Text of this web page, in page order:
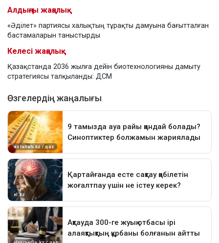
Алдыңғы жаңалық
«Әділет» партиясы халықтың тұрақты дамуына бағытталған
бастамаларын таныстырды
Келесі жаңалық
Қазақстанда 2036 жылға дейін биотехнологияны дамыту
стратегиясы талқыланды: ДСМ